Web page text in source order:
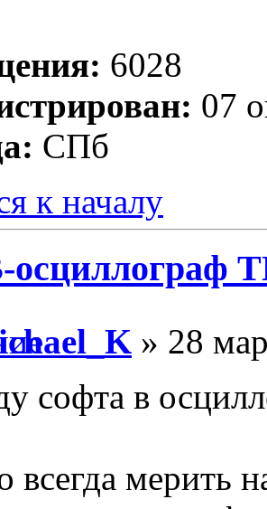
6028
07
СПб
к началу
осциллограф
» 28
софта в
всегда мерить